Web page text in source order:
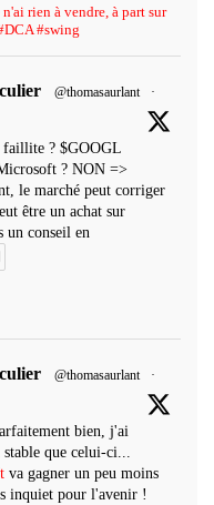
rien à vendre, à part sur
#swing
@thomasaurlant
·
? $GOOGL
? NON =>
le marché peut corriger
être un achat sur
un conseil en
@thomasaurlant
·
bien, j'ai
stable que celui-ci...
va gagner un peu moins
inquiet pour l'avenir !